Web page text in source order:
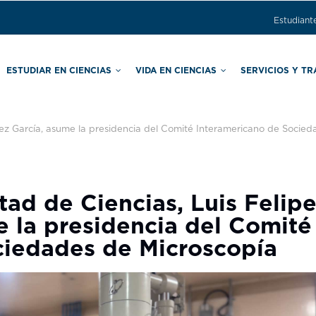
ESTUDIAR EN CIENCIAS VIDA EN CIENCIAS SERVICIOS Y
García, asume la presidencia del Comité Interamericano de
de Ciencias, Luis Felipe
la presidencia del Comité
de Microscopía